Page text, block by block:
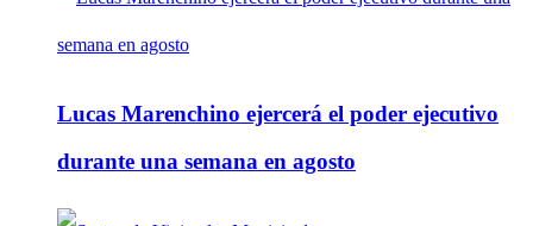
Lucas Marenchino ejercerá el poder ejecutivo
durante una semana en agosto